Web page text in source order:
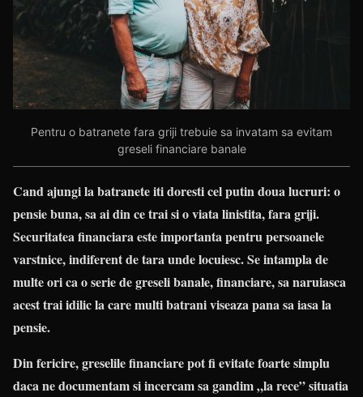
Pentru o batranete fara griji trebuie sa invatam sa evitam
greseli financiare banale
Cand ajungi la batranete iti doresti cel putin doua lucruri: o
pensie buna, sa ai din ce trai si o viata linistita, fara griji.
Securitatea financiara este importanta pentru persoanele
varstnice, indiferent de tara unde locuiesc. Se intampla de
multe ori ca o serie de greseli banale, financiare, sa naruiasca
acest trai idilic la care multi batrani viseaza pana sa iasa la
pensie.
Din fericire, greselile financiare pot fi evitate foarte simplu
daca ne documentam si incercam sa gandim „la rece” situatia